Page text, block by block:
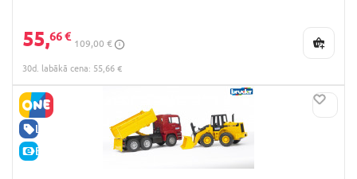
55,66 €
109,00 €
30d. labākā cena: 55,66 €
LABA CENA
E-CENA